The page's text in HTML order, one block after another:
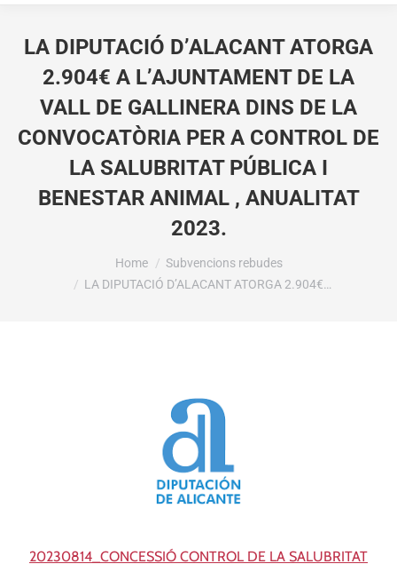
LA DIPUTACIÓ D’ALACANT ATORGA
2.904€ A L’AJUNTAMENT DE LA
VALL DE GALLINERA DINS DE LA
CONVOCATÒRIA PER A CONTROL DE
LA SALUBRITAT PÚBLICA I
BENESTAR ANIMAL , ANUALITAT
2023.
Home
Subvencions rebudes
LA DIPUTACIÓ D’ALACANT ATORGA 2.904€…
20230814_CONCESSIÓ CONTROL DE LA SALUBRITAT